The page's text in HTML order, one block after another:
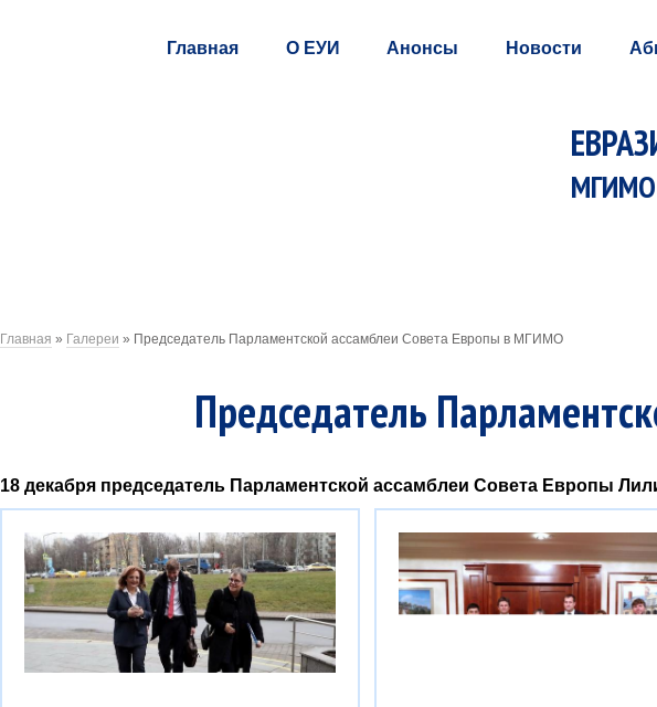
Главная О ЕУИ Анонсы Новости
Главная » Галереи » Председатель Парламентской ассамблеи Совета Европы в МГИМО
Председатель
18 декабря председатель Парламентской ассамблеи Совета Европы